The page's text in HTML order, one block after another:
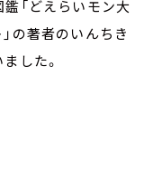
「どえらいモン大
の著者のいんちき
した。